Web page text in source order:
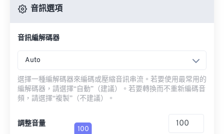
音訊選項
音訊編解碼器
Auto
選擇一種編解碼器來編碼或壓縮音訊串流。若要使用最常用的
編解碼器，請選擇“自動”（建議）。若要轉換而不重新編碼音
頻，請選擇“複製”（不建議）。
調整音量
100